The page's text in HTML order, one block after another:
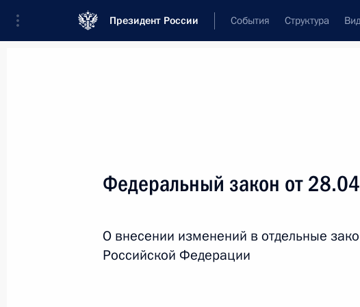
Президент России События Структура
Текст в документе
Вид документа
Все
Федеральный закон от
О внесении изменений в отдельные
Российской Федерации